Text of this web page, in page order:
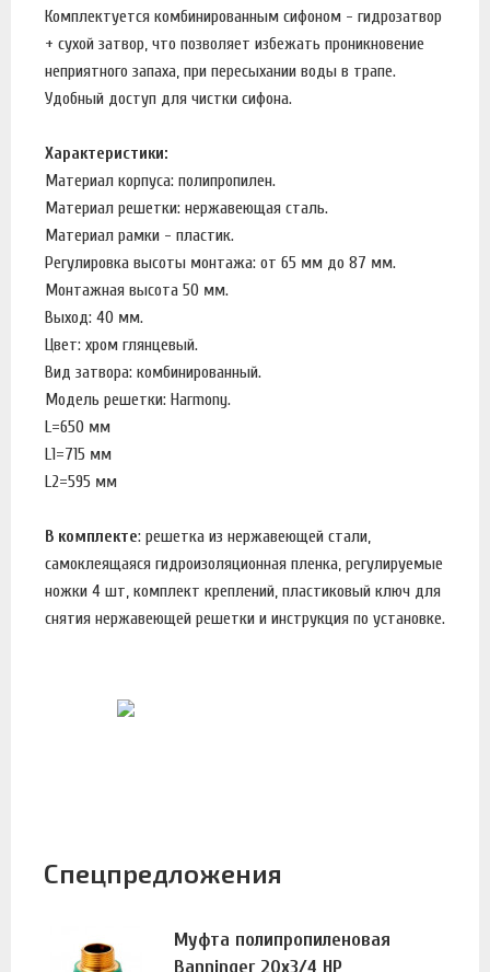
Комплектуется комбинированным сифоном - гидрозатвор
+ сухой затвор, что позволяет избежать проникновение
неприятного запаха, при пересыхании воды в трапе.
Удобный доступ для чистки сифона.
Характеристики:
Материал корпуса: полипропилен.
Материал решетки: нержавеющая сталь.
Материал рамки - пластик.
Регулировка высоты монтажа: от 65 мм до 87 мм.
Монтажная высота 50 мм.
Выход: 40 мм.
Цвет: хром глянцевый.
Вид затвора: комбинированный.
Модель решетки: Harmony.
L=650 мм
L1=715 мм
L2=595 мм
В комплекте: решетка из нержавеющей стали,
самоклеящаяся гидроизоляционная пленка, регулируемые
ножки 4 шт, комплект креплений, пластиковый ключ для
снятия нержавеющей решетки и инструкция по установке.
Спецпредложения
Муфта полипропиленовая
Banninger 20х3/4 НР